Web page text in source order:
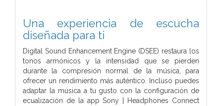
Una experiencia de escucha
diseñada para ti
Digital Sound Enhancement Engine (DSEE) restaura los
tonos armónicos y la intensidad que se pierden
durante la compresión normal de la música, para
ofrecer un rendimiento más auténtico. Incluso puedes
adaptar la música a tu gusto con la configuración de
ecualización de la app Sony | Headphones Connect